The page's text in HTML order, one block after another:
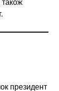
також
президент